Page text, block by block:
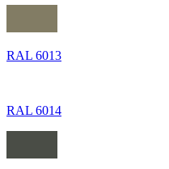
RAL 6013
RAL 6014